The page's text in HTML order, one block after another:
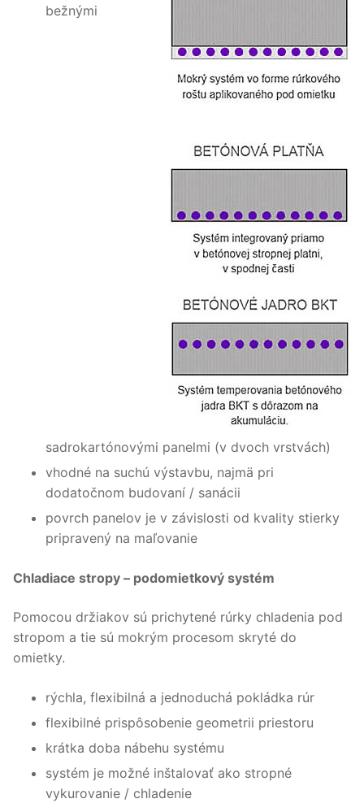
bežnými
sadrokartónovými panelmi (v dvoch vrstvách)
vhodné na suchú výstavbu, najmä pri
dodatočnom budovaní / sanácii
povrch panelov je v závislosti od kvality stierky
pripravený na maľovanie
Chladiace stropy – podomietkový systém
Pomocou držiakov sú prichytené rúrky chladenia pod
stropom a tie sú mokrým procesom skryté do
omietky.
rýchla, flexibilná a jednoduchá pokládka rúr
flexibilné prispôsobenie geometrii priestoru
krátka doba nábehu systému
systém je možné inštalovať ako stropné
vykurovanie / chladenie